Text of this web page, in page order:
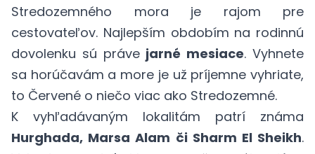
Stredozemného mora je rajom pre
cestovateľov. Najlepším obdobím na rodinnú
dovolenku sú práve jarné mesiace. Vyhnete
sa horúčavám a more je už príjemne vyhriate,
to Červené o niečo viac ako Stredozemné.
K vyhľadávaným lokalitám patrí známa
Hurghada, Marsa Alam či Sharm El Sheikh.